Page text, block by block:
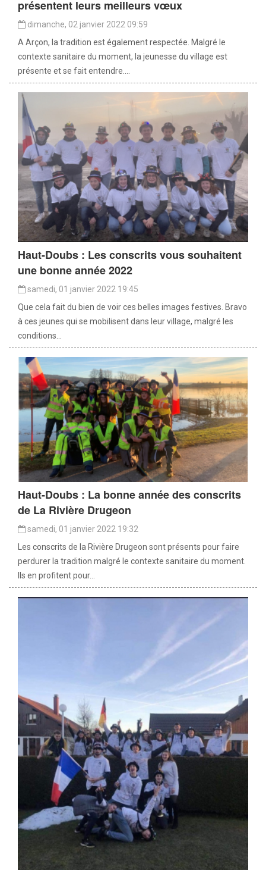
présentent leurs meilleurs vœux
dimanche, 02 janvier 2022 09:59
A Arçon, la tradition est également respectée. Malgré le
contexte sanitaire du moment, la jeunesse du village est
présente et se fait entendre....
Haut-Doubs : Les conscrits vous souhaitent
une bonne année 2022
samedi, 01 janvier 2022 19:45
Que cela fait du bien de voir ces belles images festives. Bravo
à ces jeunes qui se mobilisent dans leur village, malgré les
conditions...
Haut-Doubs : La bonne année des conscrits
de La Rivière Drugeon
samedi, 01 janvier 2022 19:32
Les conscrits de la Rivière Drugeon sont présents pour faire
perdurer la tradition malgré le contexte sanitaire du moment.
Ils en profitent pour...